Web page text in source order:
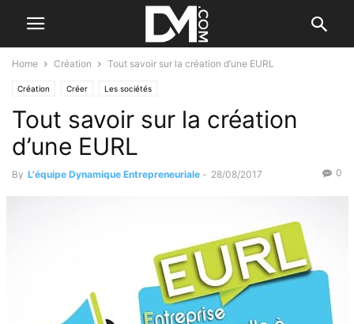
Home Création Tout savoir sur la création d’une EURL
Création Créer Les sociétés
Tout savoir sur la création
d’une EURL
By L'équipe Dynamique Entrepreneuriale - 28/08/2017 0